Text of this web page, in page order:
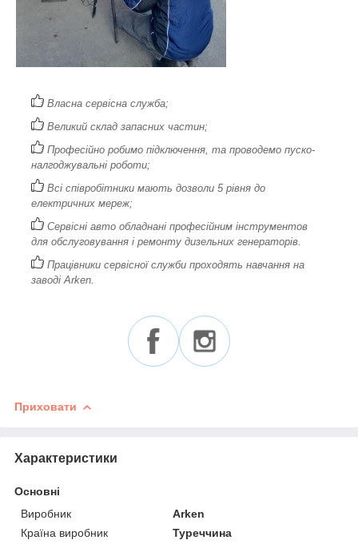
Власна сервісна служба;
Великий склад запасних частин;
Професійно робимо підключення, та проводемо пуско-
налгоджувальні роботи;
Всі співробітники мають дозволи 5 рівня до
електричних мереж;
Сервісні авто обладнані професійним інструментов
для обслуговування і ремонту дизельних генераторів.
Працівники сервісної служби проходять навчання на
заводі Arken.
Приховати
Характеристики
Основні
Виробник
Arken
Країна виробник
Туреччина